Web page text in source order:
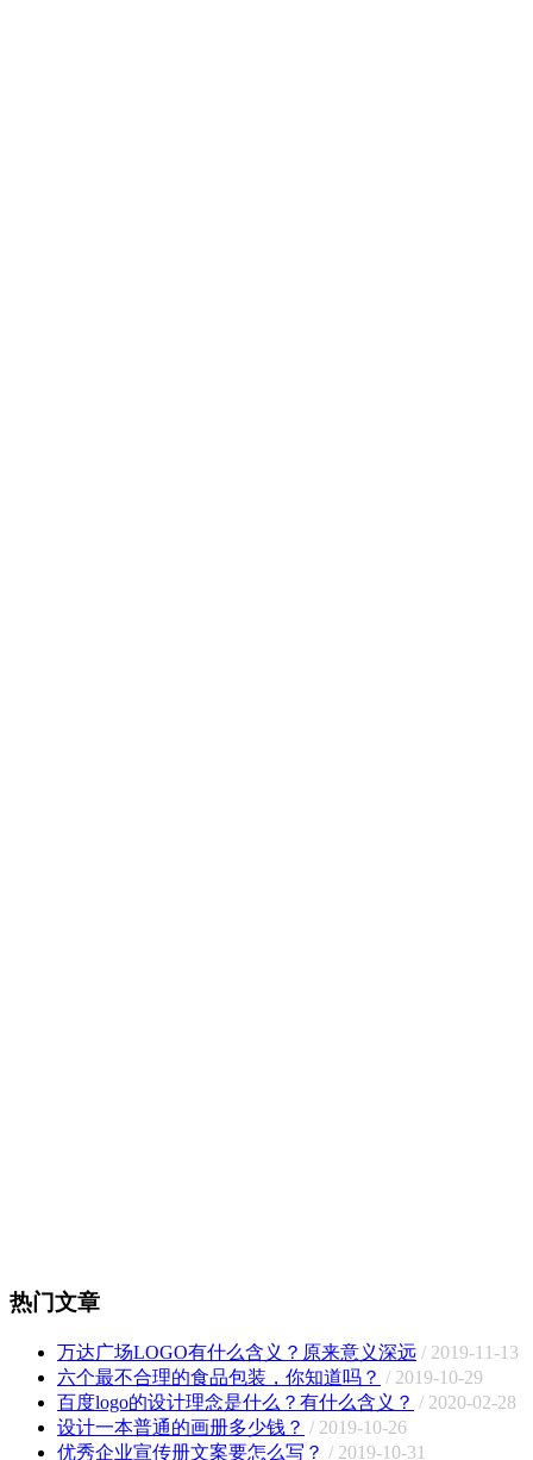
热门文章
万达广场LOGO有什么含义？原来意义深远 / 2019-11-13
六个最不合理的食品包装，你知道吗？ / 2019-10-29
百度logo的设计理念是什么？有什么含义？ / 2020-02-28
设计一本普通的画册多少钱？ / 2019-10-26
优秀企业宣传册文案要怎么写？ / 2019-10-31